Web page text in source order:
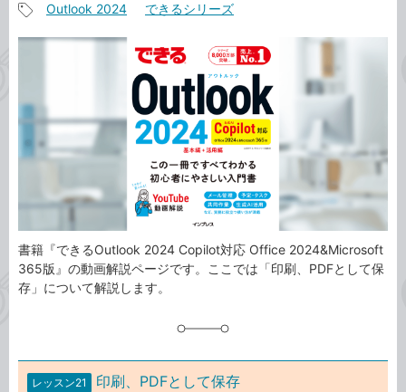
事
カ
リ
事
Outlook 2024 できるシリーズ
書籍『できるOutlook 2024 Copilot対応 Office 2024&Microsoft
365版』の動画解説ページです。ここでは「印刷、PDFとして保
存」について解説します。
レッスン21 印刷、PDFとして保存